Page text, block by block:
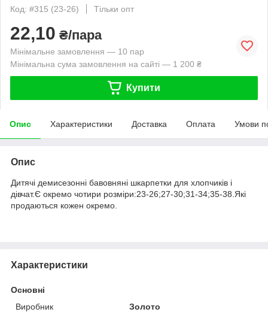
Код: #315 (23-26)
Тільки опт
22,10 ₴/пара
Мінімальне замовлення — 10 пар
Мінімальна сума замовлення на сайті — 1 200 ₴
Купити
Опис Характеристики Доставка Оплата Умови
Опис
Дитячі демисезонні бавовняні шкарпетки для хлопчиків і
дівчат.Є окремо чотири розміри:23-26;27-30;31-34;35-38.Які
продаються кожен окремо.
Характеристики
Основні
Виробник
Золото